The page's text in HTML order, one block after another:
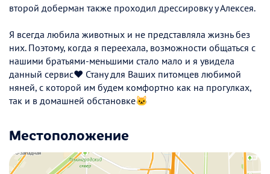
второй доберман также проходил дрессировку у Алексея.
Я всегда любила животных и не представляла жизнь без
них. Поэтому, когда я переехала, возможности общаться с
нашими братьями-меньшими стало мало и я увидела
данный сервис❤️ Стану для Ваших питомцев любимой
няней, с которой им будем комфортно как на прогулках,
так и в домашней обстановке🐱
Местоположение